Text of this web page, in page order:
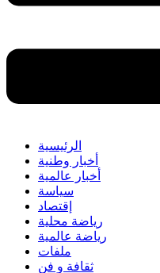
الرئيسية
أخبار وطنية
أخبار عالمية
سياسة
إقتصاد
رياضة محلية
رياضة عالمية
ملفات
ثقافة و فن